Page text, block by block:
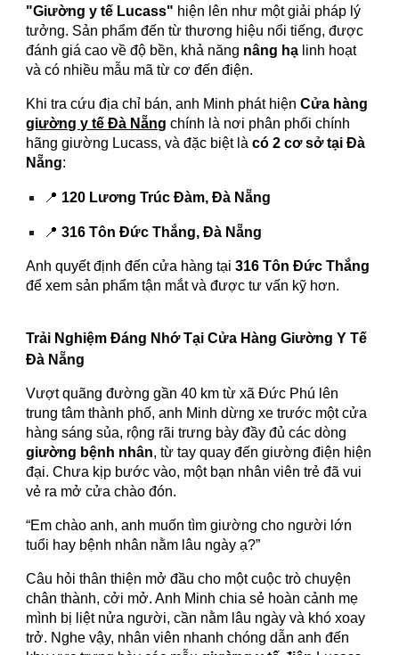
"Giường y tế Lucass" hiện lên như một giải pháp lý
tưởng. Sản phẩm đến từ thương hiệu nổi tiếng, được
đánh giá cao về độ bền, khả năng nâng hạ linh hoạt
và có nhiều mẫu mã từ cơ đến điện.
Khi tra cứu địa chỉ bán, anh Minh phát hiệnCửa hàng
giường y tế Đà Nẵng chính là nơi phân phối chính
hãng giường Lucass, và đặc biệt làcó 2 cơ sở tại Đà
Nẵng:
📍 120 Lương Trúc Đàm, Đà Nẵng
📍316 Tôn Đức Thắng, Đà Nẵng
Anh quyết định đến cửa hàng tại316 Tôn Đức Thắng
để xem sản phẩm tận mắt và được tư vấn kỹ hơn.
Trải Nghiệm Đáng Nhớ Tại Cửa Hàng Giường Y Tế
Đà Nẵng
Vượt quãng đường gần 40 km từ xã Đức Phú lên
trung tâm thành phố, anh Minh dừng xe trước một cửa
hàng sáng sủa, rộng rãi trưng bày đầy đủ các dòng
giường bệnh nhân, từ tay quay đến giường điện hiện
đại. Chưa kịp bước vào, một bạn nhân viên trẻ đã vui
vẻ ra mở cửa chào đón.
“Em chào anh, anh muốn tìm giường cho người lớn
tuổi hay bệnh nhân nằm lâu ngày ạ?”
Câu hỏi thân thiện mở đầu cho một cuộc trò chuyện
chân thành, cởi mở. Anh Minh chia sẻ hoàn cảnh mẹ
mình bị liệt nửa người, cần nằm lâu ngày và khó xoay
trở. Nghe vậy, nhân viên nhanh chóng dẫn anh đến